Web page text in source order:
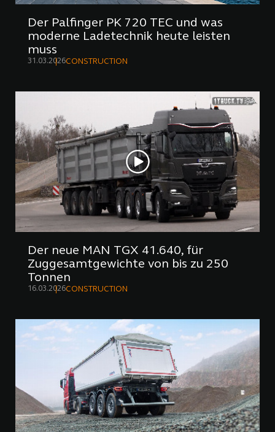
Der Palfinger PK 720 TEC und was
moderne Ladetechnik heute leisten
muss
31.03.2026CONSTRUCTION
Der neue MAN TGX 41.640, für
Zuggesamtgewichte von bis zu 250
Tonnen
16.03.2026CONSTRUCTION